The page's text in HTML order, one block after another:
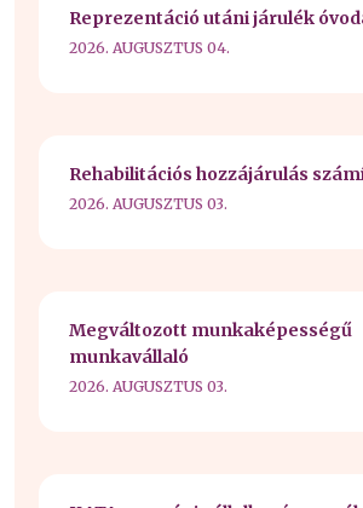
Reprezentáció utáni járulék
2026. AUGUSZTUS 04.
Rehabilitációs hozzájárulás
2026. AUGUSZTUS 03.
Megváltozott munkaképességű
munkavállaló
2026. AUGUSZTUS 03.